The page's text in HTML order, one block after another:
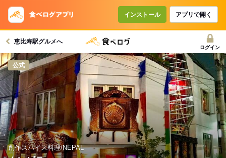
インストール アプリで開く
恵比寿駅グルメへ
ログイン
公式
創作スパイス料理/NEPAL
コースで使えるクーポン
戻る
クーポンを利用せず予約する